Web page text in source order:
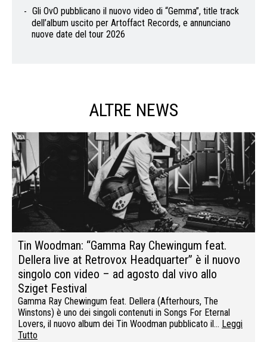
Gli OvO pubblicano il nuovo video di “Gemma”, title track
dell’album uscito per Artoffact Records, e annunciano
nuove date del tour 2026
ALTRE NEWS
Tin Woodman: “Gamma Ray Chewingum feat.
Dellera live at Retrovox Headquarter” è il nuovo
singolo con video – ad agosto dal vivo allo
Sziget Festival
Gamma Ray Chewingum feat. Dellera (Afterhours, The
Winstons) è uno dei singoli contenuti in Songs For Eternal
Lovers, il nuovo album dei Tin Woodman pubblicato il… Leggi
Tutto